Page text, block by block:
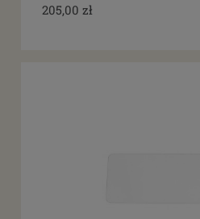
205,00 zł